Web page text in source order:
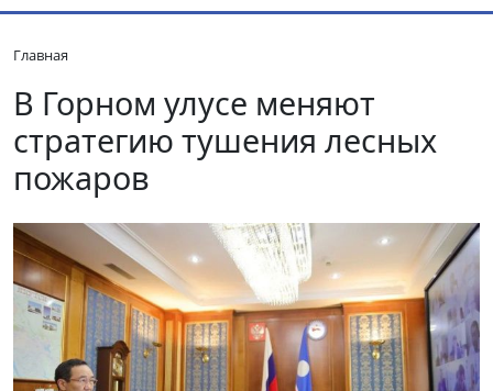
Главная
В Горном улусе меняют
стратегию тушения лесных
пожаров